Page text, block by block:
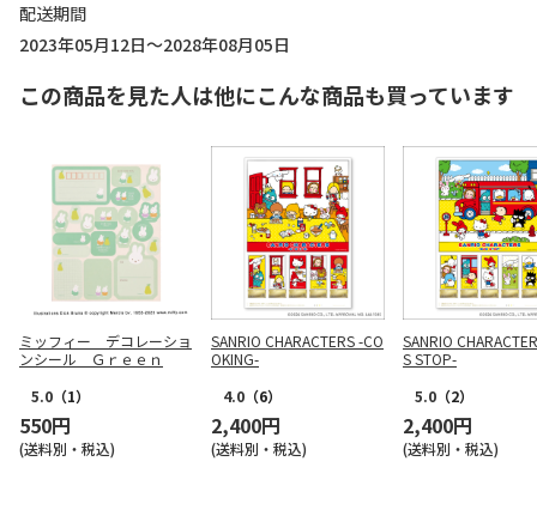
配送期間
2023年05月12日～2028年08月05日
この商品を見た人は他にこんな商品も買っています
ミッフィー デコレーショ
ンシール Ｇｒｅｅｎ
5.0 （1）
550円
(送料別・税込)
SANRIO CHARACTERS -CO
OKING-
4.0 （6）
2,400円
(送料別・税込)
SANRIO
S STOP-
5.0 （2）
2,400円
(送料別・税込)